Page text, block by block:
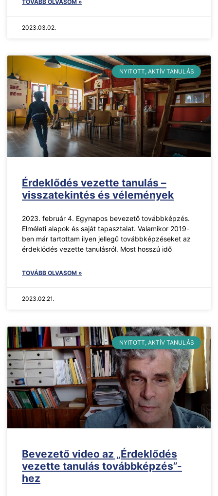
TOVÁBB OLVASOM »
2023.03.02.
NYITOTT, AKTÍV TANULÁS
Érdeklődés vezette tanulás –
visszatekintés és vélemények
2023. február 4. Egynapos bevezető továbbképzés.
Elméleti alapok és saját tapasztalat. Valamikor 2019-
ben már tartottam ilyen jellegű továbbképzéseket az
érdeklödés vezette tanulásról. Most hosszú idő
TOVÁBB OLVASOM »
2023.02.21.
NYITOTT, AKTÍV TANULÁS
Bevezető video az „Érdeklődés
vezette tanulás továbbképzés”-
hez